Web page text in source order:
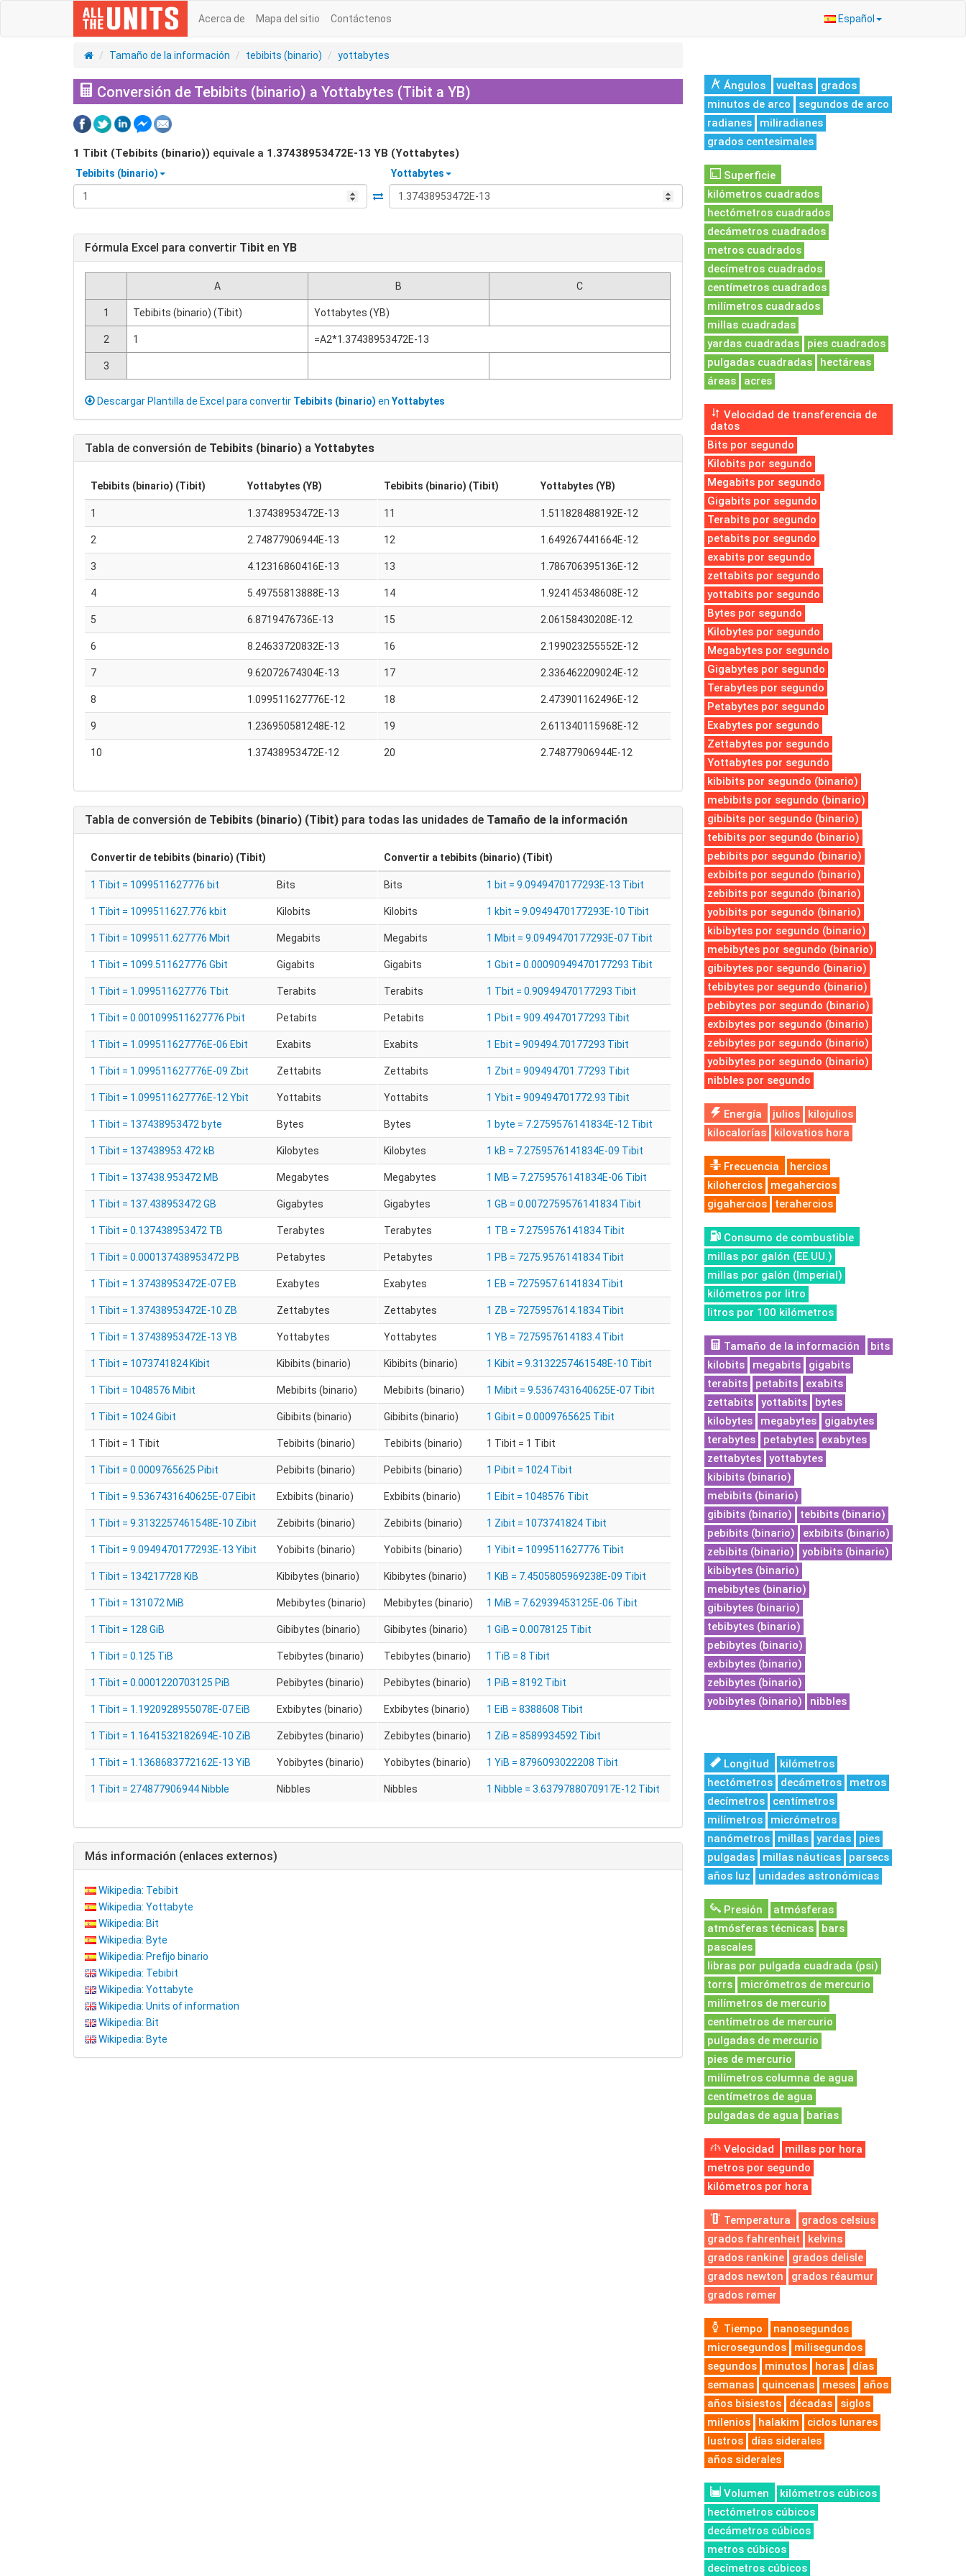
Español
Acerca de Mapa del sitio Contáctenos
Tamaño de la información tebibits (binario) yottabytes
Conversión de Tebibits (binario) a Yottabytes (Tibit a YB)
1 Tibit (Tebibits (binario)) equivale a 1.37438953472E-13 YB (Yottabytes)
Tebibits (binario) Yottabytes
Fórmula Excel para convertir Tibit en YB
A B C
1 Tebibits (binario) (Tibit) Yottabytes (YB)
2 1 =A2*1.37438953472E-13
3
Descargar Plantilla de Excel para convertir Tebibits (binario) en Yottabytes
Tabla de conversión de Tebibits (binario) a Yottabytes
Tebibits (binario) (Tibit) Yottabytes (YB)
1 1.37438953472E-13
2 2.74877906944E-13
3 4.12316860416E-13
4 5.49755813888E-13
5 6.8719476736E-13
6 8.24633720832E-13
7 9.62072674304E-13
8 1.099511627776E-12
9 1.236950581248E-12
10 1.37438953472E-12
Tebibits (binario) (Tibit) Yottabytes (YB)
11 1.511828488192E-12
12 1.649267441664E-12
13 1.786706395136E-12
14 1.924145348608E-12
15 2.06158430208E-12
16 2.199023255552E-12
17 2.336462209024E-12
18 2.473901162496E-12
19 2.611340115968E-12
20 2.74877906944E-12
Tabla de conversión de Tebibits (binario) (Tibit) para todas las unidades de Tamaño de la información
Convertir de tebibits (binario) (Tibit)
1 Tibit = 1099511627776 bit Bits
1 Tibit = 1099511627.776 kbit Kilobits
1 Tibit = 1099511.627776 Mbit Megabits
1 Tibit = 1099.511627776 Gbit Gigabits
1 Tibit = 1.099511627776 Tbit Terabits
1 Tibit = 0.001099511627776 Pbit Petabits
1 Tibit = 1.099511627776E-06 Ebit Exabits
1 Tibit = 1.099511627776E-09 Zbit Zettabits
1 Tibit = 1.099511627776E-12 Ybit Yottabits
1 Tibit = 137438953472 byte Bytes
1 Tibit = 137438953.472 kB Kilobytes
1 Tibit = 137438.953472 MB Megabytes
1 Tibit = 137.438953472 GB Gigabytes
1 Tibit = 0.137438953472 TB Terabytes
1 Tibit = 0.000137438953472 PB Petabytes
1 Tibit = 1.37438953472E-07 EB Exabytes
1 Tibit = 1.37438953472E-10 ZB Zettabytes
1 Tibit = 1.37438953472E-13 YB Yottabytes
1 Tibit = 1073741824 Kibit Kibibits (binario)
1 Tibit = 1048576 Mibit Mebibits (binario)
1 Tibit = 1024 Gibit Gibibits (binario)
1 Tibit = 1 Tibit Tebibits (binario)
1 Tibit = 0.0009765625 Pibit Pebibits (binario)
1 Tibit = 9.5367431640625E-07 Eibit Exbibits (binario)
1 Tibit = 9.3132257461548E-10 Zibit Zebibits (binario)
1 Tibit = 9.0949470177293E-13 Yibit Yobibits (binario)
1 Tibit = 134217728 KiB Kibibytes (binario)
1 Tibit = 131072 MiB Mebibytes (binario)
1 Tibit = 128 GiB Gibibytes (binario)
1 Tibit = 0.125 TiB Tebibytes (binario)
1 Tibit = 0.0001220703125 PiB Pebibytes (binario)
1 Tibit = 1.1920928955078E-07 EiB Exbibytes (binario)
1 Tibit = 1.1641532182694E-10 ZiB Zebibytes (binario)
1 Tibit = 1.1368683772162E-13 YiB Yobibytes (binario)
1 Tibit = 274877906944 Nibble Nibbles
Convertir a tebibits (binario) (Tibit)
Bits 1 bit = 9.0949470177293E-13 Tibit
Kilobits 1 kbit = 9.0949470177293E-10 Tibit
Megabits 1 Mbit = 9.0949470177293E-07 Tibit
Gigabits 1 Gbit = 0.00090949470177293 Tibit
Terabits 1 Tbit = 0.90949470177293 Tibit
Petabits 1 Pbit = 909.49470177293 Tibit
Exabits 1 Ebit = 909494.70177293 Tibit
Zettabits 1 Zbit = 909494701.77293 Tibit
Yottabits 1 Ybit = 909494701772.93 Tibit
Bytes 1 byte = 7.2759576141834E-12 Tibit
Kilobytes 1 kB = 7.2759576141834E-09 Tibit
Megabytes 1 MB = 7.2759576141834E-06 Tibit
Gigabytes 1 GB = 0.0072759576141834 Tibit
Terabytes 1 TB = 7.2759576141834 Tibit
Petabytes 1 PB = 7275.9576141834 Tibit
Exabytes 1 EB = 7275957.6141834 Tibit
Zettabytes 1 ZB = 7275957614.1834 Tibit
Yottabytes 1 YB = 7275957614183.4 Tibit
Kibibits (binario) 1 Kibit = 9.3132257461548E-10 Tibit
Mebibits (binario) 1 Mibit = 9.5367431640625E-07 Tibit
Gibibits (binario) 1 Gibit = 0.0009765625 Tibit
Tebibits (binario) 1 Tibit = 1 Tibit
Pebibits (binario) 1 Pibit = 1024 Tibit
Exbibits (binario) 1 Eibit = 1048576 Tibit
Zebibits (binario) 1 Zibit = 1073741824 Tibit
Yobibits (binario) 1 Yibit = 1099511627776 Tibit
Kibibytes (binario) 1 KiB = 7.4505805969238E-09 Tibit
Mebibytes (binario) 1 MiB = 7.62939453125E-06 Tibit
Gibibytes (binario) 1 GiB = 0.0078125 Tibit
Tebibytes (binario) 1 TiB = 8 Tibit
Pebibytes (binario) 1 PiB = 8192 Tibit
Exbibytes (binario) 1 EiB = 8388608 Tibit
Zebibytes (binario) 1 ZiB = 8589934592 Tibit
Yobibytes (binario) 1 YiB = 8796093022208 Tibit
Nibbles 1 Nibble = 3.6379788070917E-12 Tibit
Más información (enlaces externos)
Wikipedia: Tebibit
Wikipedia: Yottabyte
Wikipedia: Bit
Wikipedia: Byte
Wikipedia: Prefijo binario
Wikipedia: Tebibit
Wikipedia: Yottabyte
Wikipedia: Units of information
Wikipedia: Bit
Wikipedia: Byte
Ángulos vueltas
grados
minutos de arco
segundos de arco
radianes
miliradianes
grados centesimales
Superficie
kilómetros cuadrados
hectómetros cuadrados
decámetros cuadrados
metros cuadrados
decímetros cuadrados
centímetros cuadrados
milímetros cuadrados
millas cuadradas
yardas cuadradas
pies cuadrados
pulgadas cuadradas
hectáreas
áreas
acres
Velocidad de transferencia de
datos
Bits por segundo
Kilobits por segundo
Megabits por segundo
Gigabits por segundo
Terabits por segundo
petabits por segundo
exabits por segundo
zettabits por segundo
yottabits por segundo
Bytes por segundo
Kilobytes por segundo
Megabytes por segundo
Gigabytes por segundo
Terabytes por segundo
Petabytes por segundo
Exabytes por segundo
Zettabytes por segundo
Yottabytes por segundo
kibibits por segundo (binario)
mebibits por segundo (binario)
gibibits por segundo (binario)
tebibits por segundo (binario)
pebibits por segundo (binario)
exbibits por segundo (binario)
zebibits por segundo (binario)
yobibits por segundo (binario)
kibibytes por segundo (binario)
mebibytes por segundo (binario)
gibibytes por segundo (binario)
tebibytes por segundo (binario)
pebibytes por segundo (binario)
exbibytes por segundo (binario)
zebibytes por segundo (binario)
yobibytes por segundo (binario)
nibbles por segundo
Energía julios
kilojulios
kilocalorías
kilovatios hora
Frecuencia
hercios
kilohercios
megahercios
gigahercios
terahercios
Consumo de combustible
millas por galón (EE.UU.)
millas por galón (Imperial)
kilómetros por litro
litros por 100 kilómetros
Tamaño de la información
bits
kilobits
megabits
gigabits
terabits
petabits
exabits
zettabits
yottabits
bytes
kilobytes
megabytes
gigabytes
terabytes
petabytes
exabytes
zettabytes
yottabytes
kibibits (binario)
mebibits (binario)
gibibits (binario)
tebibits (binario)
pebibits (binario)
exbibits (binario)
zebibits (binario)
yobibits (binario)
kibibytes (binario)
mebibytes (binario)
gibibytes (binario)
tebibytes (binario)
pebibytes (binario)
exbibytes (binario)
zebibytes (binario)
yobibytes (binario)
nibbles
Longitud
kilómetros
hectómetros
decámetros
metros
decímetros
centímetros
milímetros
micrómetros
nanómetros
millas yardas
pies
pulgadas
millas náuticas
parsecs
años luz
unidades astronómicas
Presión
atmósferas
atmósferas técnicas
bars
pascales
libras por pulgada cuadrada (psi)
torrs
micrómetros de mercurio
milímetros de mercurio
centímetros de mercurio
pulgadas de mercurio
pies de mercurio
milímetros columna de agua
centímetros de agua
pulgadas de agua
barias
Velocidad
millas por hora
metros por segundo
kilómetros por hora
Temperatura
grados celsius
grados fahrenheit
kelvins
grados rankine
grados delisle
grados newton
grados réaumur
grados rømer
Tiempo
nanosegundos
microsegundos
milisegundos
segundos
minutos horas
días
semanas
quincenas meses
años
años bisiestos
décadas
siglos
milenios
halakim
ciclos lunares
lustros
días siderales
años siderales
Volumen
kilómetros cúbicos
hectómetros cúbicos
decámetros cúbicos
metros cúbicos
decímetros cúbicos